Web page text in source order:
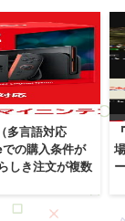
多言語対応
の購入条件が
しき注文が複数